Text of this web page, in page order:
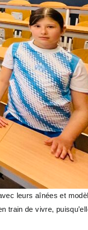
leurs aînées et
train de vivre,